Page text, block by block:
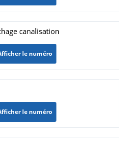
canalisation
le numéro
le numéro